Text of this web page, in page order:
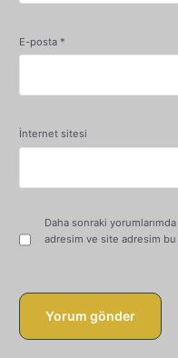
E-posta *
İnternet sitesi
Daha sonraki
adresim ve site adresim bu